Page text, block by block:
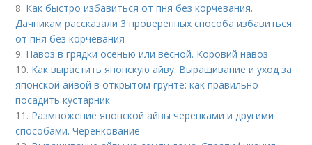
8. Как быстро избавиться от пня без корчевания.
Дачникам рассказали 3 проверенных способа избавиться
от пня без корчевания
9. Навоз в грядки осенью или весной. Коровий навоз
10. Как вырастить японскую айву. Выращивание и уход за
японской айвой в открытом грунте: как правильно
посадить кустарник
11. Размножение японской айвы черенками и другими
способами. Черенкование